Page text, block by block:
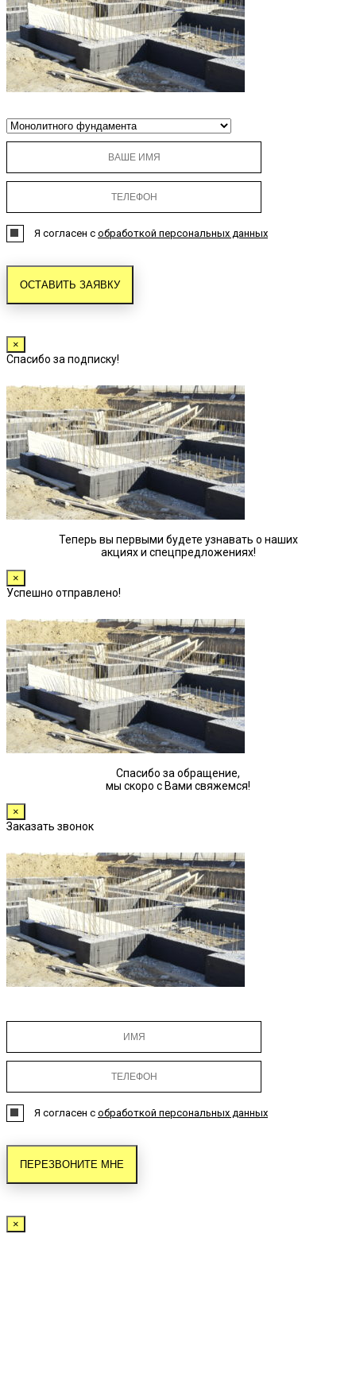
Я согласен с обработкой персональных данных
×
Спасибо за подписку!
Теперь вы первыми будете узнавать о наших
акциях и спецпредложениях!
×
Успешно отправлено!
Спасибо за обращение,
мы скоро с Вами свяжемся!
×
Заказать звонок
Я согласен с обработкой персональных данных
×